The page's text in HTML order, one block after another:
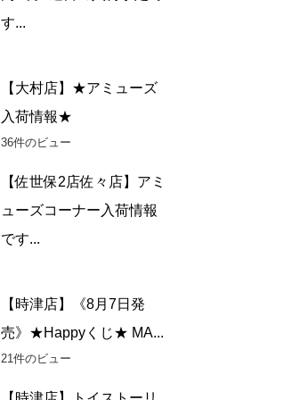
す...
【大村店】★アミューズ
入荷情報★
36件のビュー
【佐世保2店佐々店】アミ
ューズコーナー入荷情報
です...
【時津店】《8月7日発
売》★Happyくじ★ MA...
21件のビュー